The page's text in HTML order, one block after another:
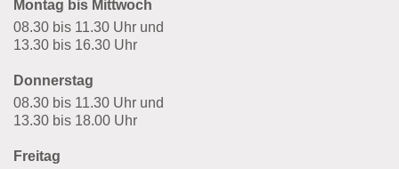
Montag bis Mittwoch
08.30 bis 11.30 Uhr und
13.30 bis 16.30 Uhr
Donnerstag
08.30 bis 11.30 Uhr und
13.30 bis 18.00 Uhr
Freitag